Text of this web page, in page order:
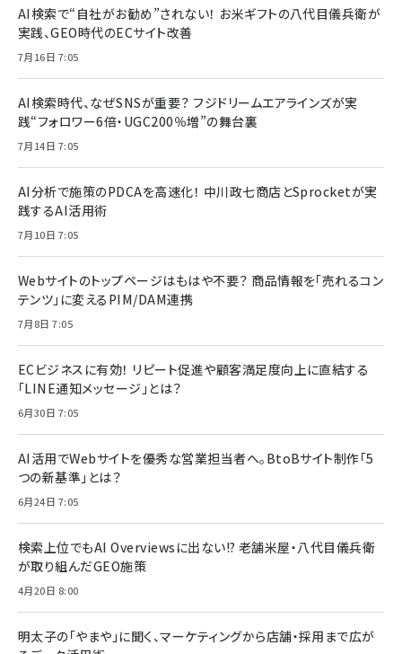
AI検索で“自社がお勧め”されない！ お米ギフトの八代目儀兵衛が
実践、GEO時代のECサイト改善
7月16日 7:05
AI検索時代、なぜSNSが重要？ フジドリームエアラインズが実
践“フォロワー6倍・UGC200％増”の舞台裏
7月14日 7:05
AI分析で施策のPDCAを高速化！ 中川政七商店とSprocketが実
践するAI活用術
7月10日 7:05
Webサイトのトップページはもはや不要？ 商品情報を「売れるコン
テンツ」に変えるPIM/DAM連携
7月8日 7:05
ECビジネスに有効！ リピート促進や顧客満足度向上に直結する
「LINE通知メッセージ」とは？
6月30日 7:05
AI活用でWebサイトを優秀な営業担当者へ。BtoBサイト制作「5
つの新基準」とは？
6月24日 7:05
検索上位でもAI Overviewsに出ない!? 老舗米屋・八代目儀兵衛
が取り組んだGEO施策
4月20日 8:00
明太子の「やまや」に聞く、マーケティングから店舗・採用まで広が